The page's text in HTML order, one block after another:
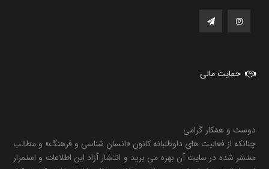
حمایت مالی
دوست و همکار گرامی
چنانکه از فعالیت های داوطلبانه کانون «انسان شناسی و فرهنگ» و مطالب
منتشر شده در سایت آن بهره می برید و انتشار آزاد این اطلاعات و استمرار